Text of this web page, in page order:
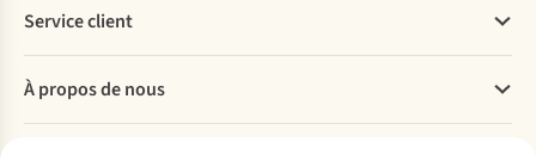
Service client
Commander
Payer
À propos de nous